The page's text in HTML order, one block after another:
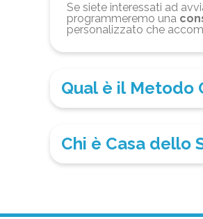
Se siete interessati ad
programmeremo una
personalizzato che
Qual è il Metodo
Chi è Casa dello